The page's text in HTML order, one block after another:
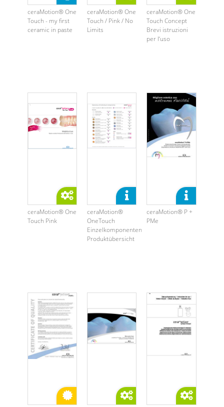
ceraMotion® One
Touch - my first
ceramic in paste
ceraMotion® One
Touch / Pink / No
Limits
ceraMotion® One
Touch Concept
Brevi istruzioni
per l‘uso
ceraMotion® One
Touch Pink
ceraMotion®
OneTouch
Einzelkomponenten
Produktübersicht
ceraMotion® P +
PMe